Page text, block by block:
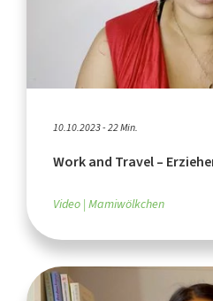
10.10.2023 - 22 Min.
Work and Travel –
Video Mamiwölkchen